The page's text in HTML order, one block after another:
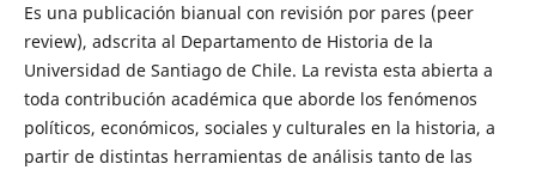
Es una publicación bianual con revisión por pares (peer
review), adscrita al Departamento de Historia de la
Universidad de Santiago de Chile. La revista esta abierta a
toda contribución académica que aborde los fenómenos
políticos, económicos, sociales y culturales en la historia, a
partir de distintas herramientas de análisis tanto de las